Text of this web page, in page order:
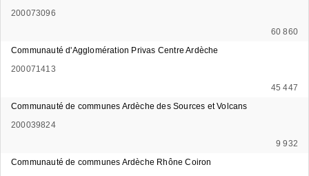
200073096
60 860
Communauté d'Agglomération Privas Centre Ardèche
200071413
45 447
Communauté de communes Ardèche des Sources et Volcans
200039824
9 932
Communauté de communes Ardèche Rhône Coiron